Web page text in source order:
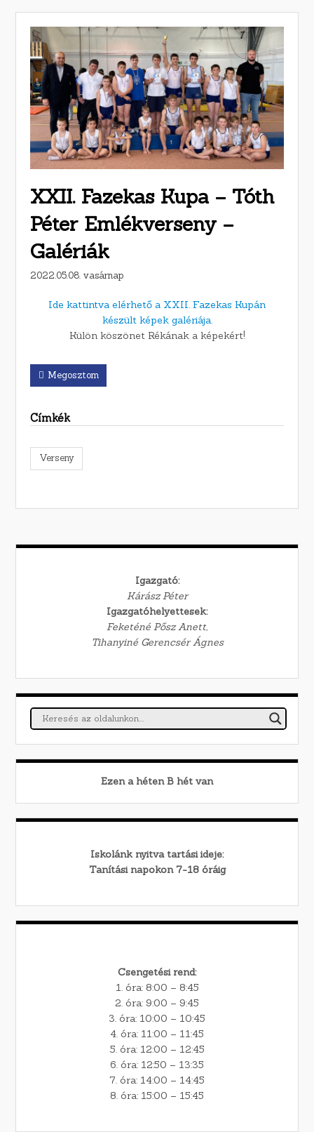
XXII. Fazekas Kupa – Tóth
Péter Emlékverseny –
Galériák
2022.05.08. vasárnap
Ide kattintva elérhető a XXII. Fazekas Kupán
készült képek galériája.
Külön köszönet Rékának a képekért!
Megosztom
Címkék
Verseny
Igazgató:
Kárász Péter
Igazgatóhelyettesek:
Feketéné Pősz Anett,
Tihanyiné Gerencsér Ágnes
Ezen a héten B hét van
Iskolánk nyitva tartási ideje:
Tanítási napokon 7-18 óráig
Csengetési rend:
1. óra: 8:00 – 8:45
2. óra: 9:00 – 9:45
3. óra: 10:00 – 10:45
4. óra: 11:00 – 11:45
5. óra: 12:00 – 12:45
6. óra: 12:50 – 13:35
7. óra: 14:00 – 14:45
8. óra: 15:00 – 15:45